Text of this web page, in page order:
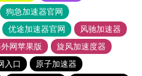
狗急加速器官网
优途加速器官网
风驰加速器
网苹果版
旋风加速度器
入口
原子加速器